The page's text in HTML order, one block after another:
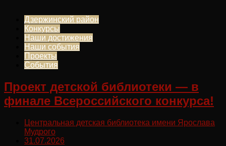
Дзержинский район
Конкурсы
Наши достижения
Наши события
Проекты
События
Проект детской библиотеки — в
финале Всероссийского конкурса!
Центральная детская библиотека имени Ярослава
Мудрого
31.07.2026